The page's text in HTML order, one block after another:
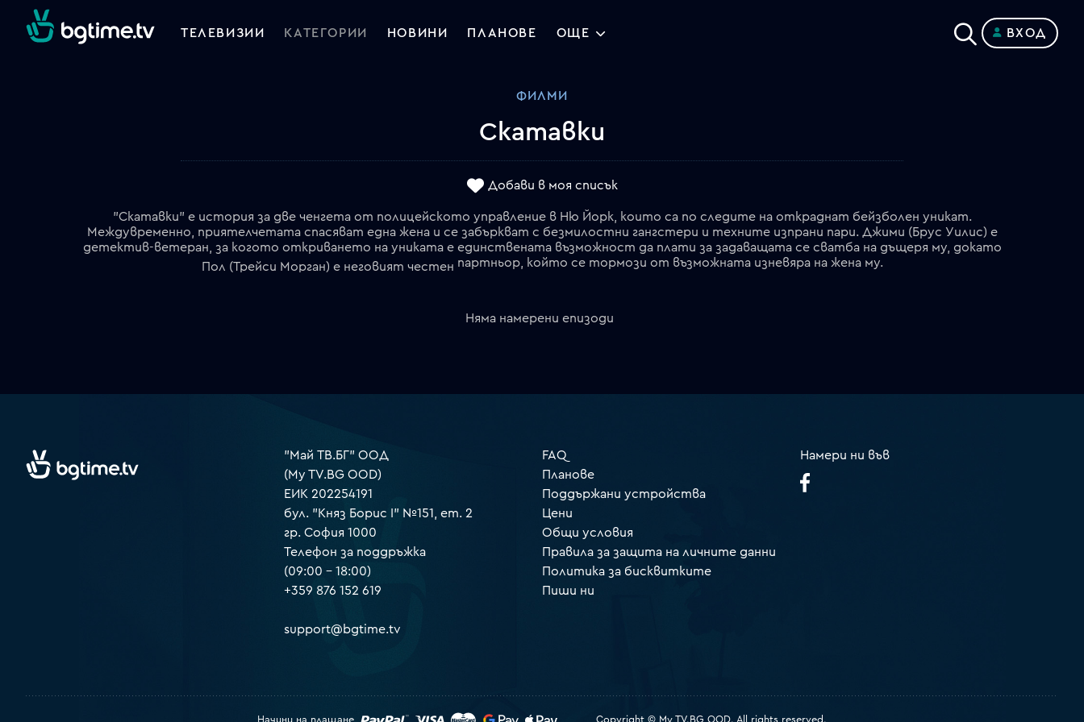
ТЕЛЕВИЗИИ КАТЕГОРИИ НОВИНИ ПЛАНОВЕ ОЩЕ ВХОД
ФИЛМИ
Скатавки
Добави в моя списък
"Скатавки" е история за две ченгета от полицейското управление в Ню Йорк, които са по следите на откраднат бейзболен уникат.
Междувременно, приятелчетата спасяват една жена и се забъркват с безмилостни гангстери и техните изпрани пари. Джими (Брус Уилис) е
детектив-ветеран, за когото откриването на униката е единствената възможност да плати за задаващата се сватба на дъщеря му, докато
Пол (Трейси Морган) е неговият честен партньор, който се тормози от възможната изневяра на жена му.
Няма намерени епизоди
"Май ТВ.БГ" ООД
(My TV.BG OOD)
ЕИК 202254191
бул. "Княз Борис I" №151, ет. 2
гр. София 1000
Телефон за поддръжка
(09:00 – 18:00)
+359 876 152 619
support@bgtime.tv
FAQ
Планове
Поддържани устройства
Цени
Общи условия
Правила за защита на личните данни
Политика за бисквитките
Пиши ни
Намери ни във
Начини на плащане Copyright © My TV.BG OOD. All rights reserved.